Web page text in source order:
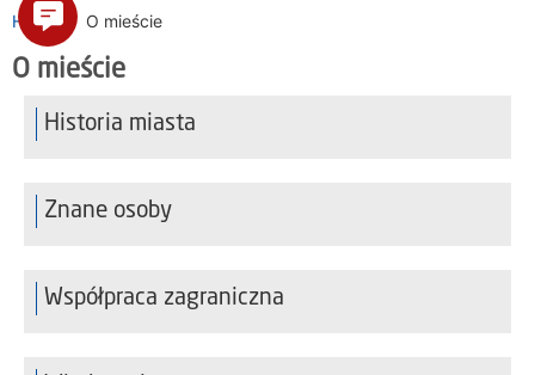
Home O mieście
O mieście
Historia miasta
Znane osoby
Współpraca zagraniczna